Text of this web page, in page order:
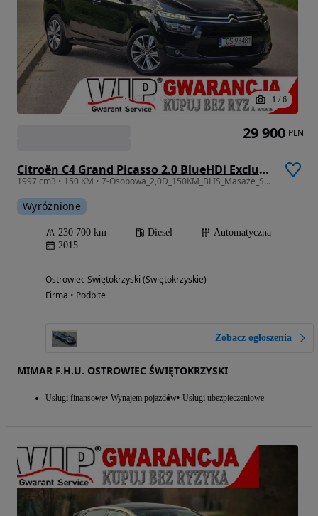
1 / 6
Citroën C4 Grand Picasso 2.0 BlueHDi Exclusive
1997 cm3 • 150 KM • 7-Osobowa_2,0D_150KM_BLIS_Masaże_Skóry_Kamera_Nawi_FULL_Gwarancja_12m.
Wyróżnione
230 700 km Diesel
Automatyczna
2015
Ostrowiec Świętokrzyski (Świętokrzyskie)
Firma • Podbite
Zobacz ogłoszenia
MIMAR F.H.U. OSTROWIEC ŚWIĘTOKRZYSKI
Usługi finansowe Wynajem pojazdów Usługi ubezpieczeniowe
29 900 PLN